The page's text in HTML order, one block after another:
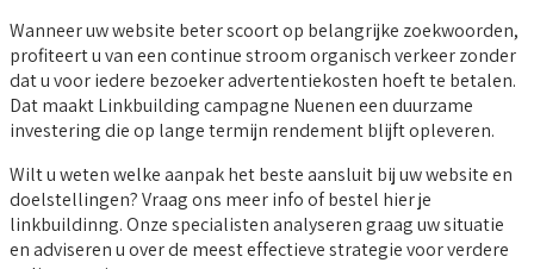
Wanneer uw website beter scoort op belangrijke zoekwoorden,
profiteert u van een continue stroom organisch verkeer zonder
dat u voor iedere bezoeker advertentiekosten hoeft te betalen.
Dat maakt Linkbuilding campagne Nuenen een duurzame
investering die op lange termijn rendement blijft opleveren.
Wilt u weten welke aanpak het beste aansluit bij uw website en
doelstellingen? Vraag ons meer info of bestel hier je
linkbuildinng. Onze specialisten analyseren graag uw situatie
en adviseren u over de meest effectieve strategie voor verdere